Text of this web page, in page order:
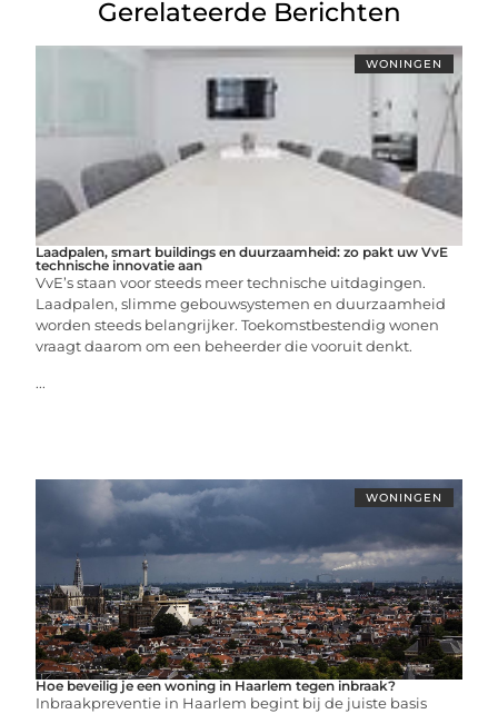
Gerelateerde Berichten
WONINGEN
Laadpalen, smart buildings en duurzaamheid: zo pakt uw VvE
technische innovatie aan
VvE’s staan voor steeds meer technische uitdagingen.
Laadpalen, slimme gebouwsystemen en duurzaamheid
worden steeds belangrijker. Toekomstbestendig wonen
vraagt daarom om een beheerder die vooruit denkt.
...
WONINGEN
Hoe beveilig je een woning in Haarlem tegen inbraak?
Inbraakpreventie in Haarlem begint bij de juiste basis